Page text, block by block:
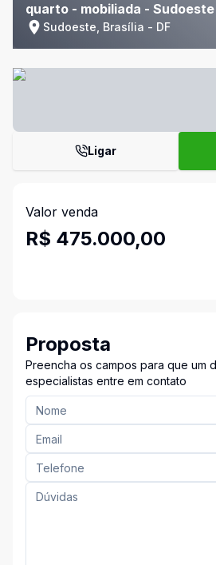
quarto - mobiliada - Sudoeste
Sudoeste, Brasília - DF
Ligar
Valor venda
R$ 475.000,00
Proposta
Preencha os campos para que um
especialistas entre em contato